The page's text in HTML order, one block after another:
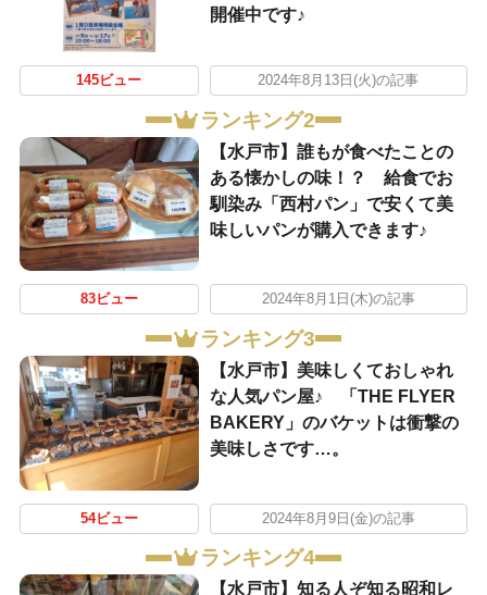
開催中です♪
145ビュー 2024年8月13日(火)の記事
ランキング2
【水戸市】誰もが食べたことの
ある懐かしの味！？ 給食でお
馴染み「西村パン」で安くて美
味しいパンが購入できます♪
83ビュー 2024年8月1日(木)の記事
ランキング3
【水戸市】美味しくておしゃれ
な人気パン屋♪ 「THE FLYER
BAKERY」のバケットは衝撃の
美味しさです…。
54ビュー 2024年8月9日(金)の記事
ランキング4
【水戸市】知る人ぞ知る昭和レ